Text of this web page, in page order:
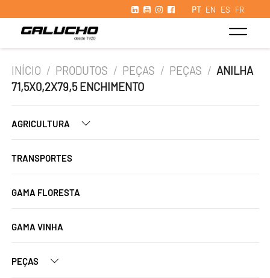
PT EN ES FR
INÍCIO / PRODUTOS / PEÇAS / PEÇAS / ANILHA
71,5X0,2X79,5 ENCHIMENTO
AGRICULTURA
TRANSPORTES
GAMA FLORESTA
GAMA VINHA
PEÇAS